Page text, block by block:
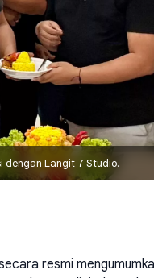
dengan Langit 7 Studio.
resmi